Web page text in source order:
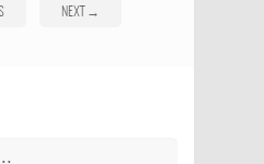
NEXT→